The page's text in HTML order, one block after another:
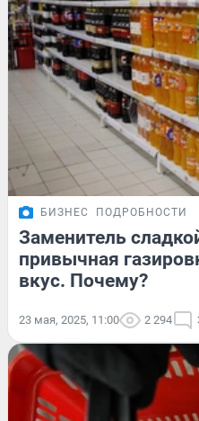
БИЗНЕС ПОДРОБНОСТИ
Заменитель
привычная
вкус. Почему?
23 мая, 2025, 11:00 2 294